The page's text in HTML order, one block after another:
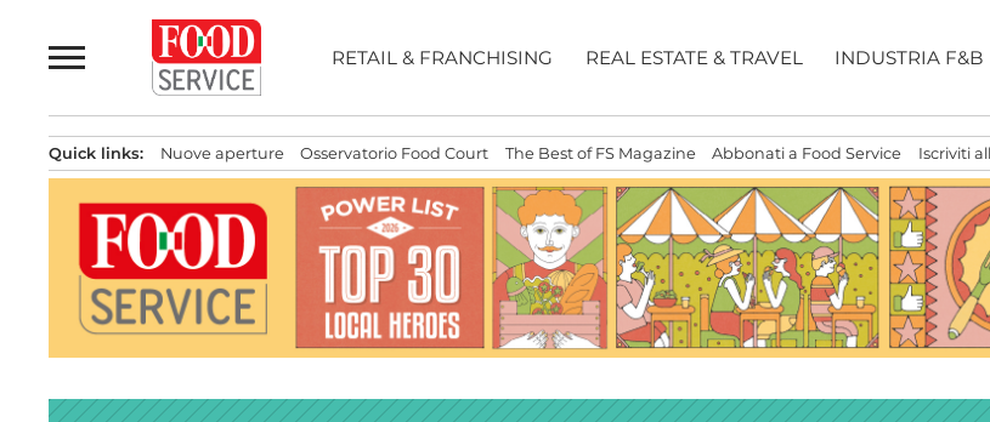
al
contenuto
RETAIL & FRANCHISING REAL ESTATE & TRAVEL INDUSTRIA F&B
Quick links: Nuove aperture Osservatorio Food Court The Best of FS Magazine Abbonati a Food Service Iscriviti